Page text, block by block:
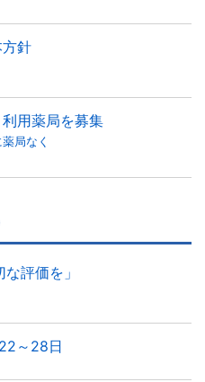
針
用薬局を募集
局なく
評価を」
～28日